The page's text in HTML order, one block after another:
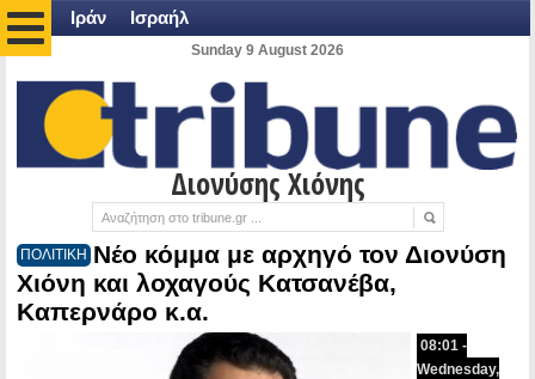
Ιράν Ισραήλ
Sunday 9 August 2026
Διονύσης Χιόνης
ΠΟΛΙΤΙΚΗ Νέο κόμμα με αρχηγό τον Διονύση
Χιόνη και λοχαγούς Κατσανέβα,
Καπερνάρο κ.α.
08:01 -
Wednesday,